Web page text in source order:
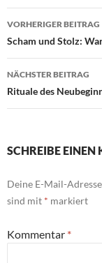
VORHERIGER BEITRAG
Scham und Stolz:
NÄCHSTER BEITRAG
Rituale des
SCHREIBE
Deine E-Mail-
sind mit * markiert
Kommentar *